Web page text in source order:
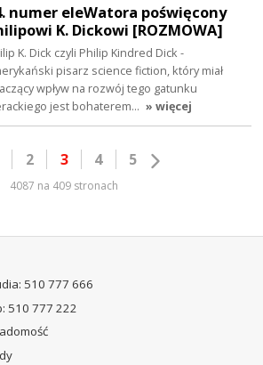
numer eleWatora poświęcony
K. Dickowi [ROZMOWA]
K. Dick czyli Philip Kindred Dick -
pisarz science fiction, który miał
wpływ na rozwój tego gatunku
jest bohaterem… » więcej
2 3 4 5
4087 na 409 stronach
510 777 666
510 777 222